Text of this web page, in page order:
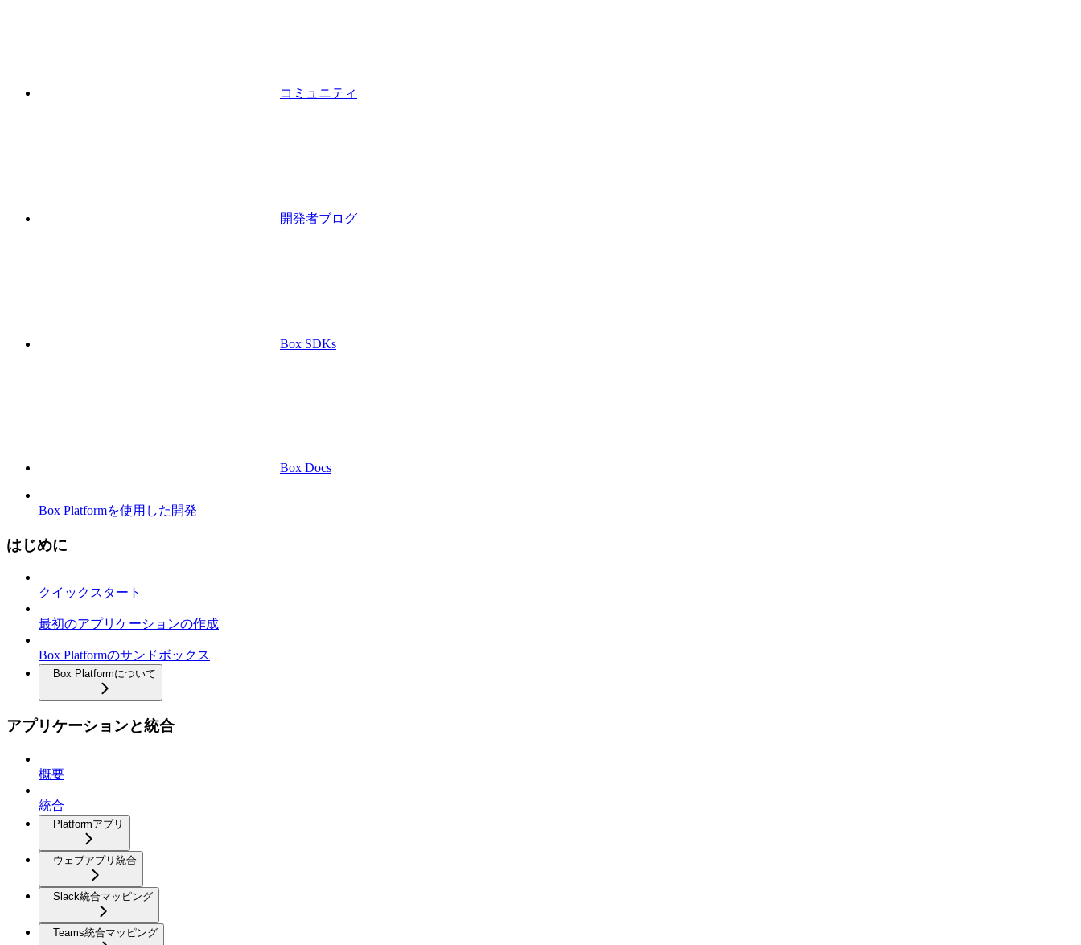
コミュニティ
開発者ブログ
Box SDKs
Box Docs
Box Platformを使用した開発
はじめに
クイックスタート
最初のアプリケーションの作成
Box Platformのサンドボックス
Box Platformについて
アプリケーションと統合
概要
統合
Platformアプリ
ウェブアプリ統合
Slack統合マッピング
Teams統合マッピング